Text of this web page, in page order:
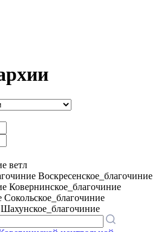
ветл
Воскресенское_благочиние
Ковернинское_благочиние
Сокольское_благочиние
Шахунское_благочиние